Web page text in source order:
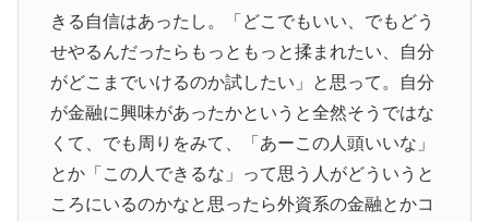
きる自信はあったし。「どこでもいい、でもどう
せやるんだったらもっともっと揉まれたい、自分
がどこまでいけるのか試したい」と思って。自分
が金融に興味があったかというと全然そうではな
くて、でも周りをみて、「あーこの人頭いいな」
とか「この人できるな」って思う人がどういうと
ころにいるのかなと思ったら外資系の金融とかコ